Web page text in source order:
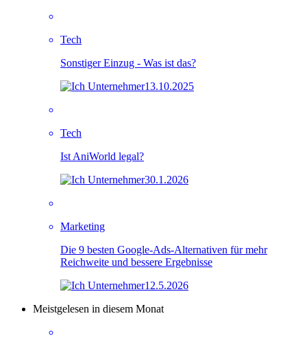
Tech
Sonstiger Einzug - Was ist das?
13.10.2025
Tech
Ist AniWorld legal?
30.1.2026
Marketing
Die 9 besten Google-Ads-Alternativen für mehr
Reichweite und bessere Ergebnisse
12.5.2026
Meistgelesen in diesem Monat